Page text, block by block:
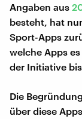
Angaben aus
besteht, hat
Sport-Apps
welche Apps
der Initiative
Die
über diese